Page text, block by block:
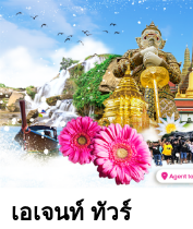
เอเจนท์ ทัวร์